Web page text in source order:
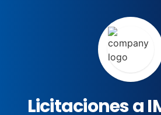
Licitaciones a